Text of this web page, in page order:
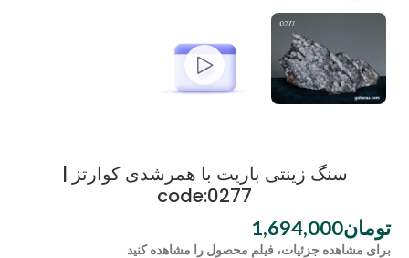
سنگ زینتی باریت با همرشدی کوارتز |
code:0277
تومان1,694,000
برای مشاهده جزئیات، فیلم محصول را مشاهده کنید